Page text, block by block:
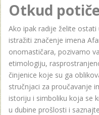
Otkud
Ako ipak radije želite
istražiti značenje imena
onomastičara, pozivamo
etimologiju,
činjenice koje su ga
stručnjaci za proučavanje
istoriju i simboliku koja se
u dubine prošlosti i